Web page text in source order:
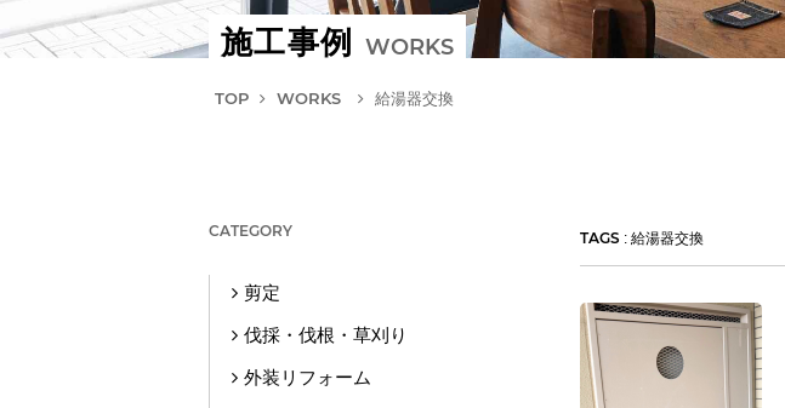
施工事例 WORKS
TOP WORKS 給湯器交換
TAGS : 給湯器交換
CATEGORY
剪定
伐採・伐根・草刈り
外装リフォーム